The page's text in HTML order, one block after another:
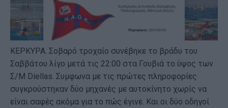
ΚΕΡΚΥΡΑ. Σοβαρό τροχαίο συνέβηκε το βράδυ του
Σαββάτου λίγο μετά τις 22:00 στα Γουβιά το ύψος των
Σ/Μ Diellas. Συμφωνα με τις πρώτες πληροφορίες
συγκρούστηκαν δύο μηχανές με αυτοκίνητο χωρίς να
είναι σαφές ακόμα για το πώς έγινε. Και οι δύο οδηγοί